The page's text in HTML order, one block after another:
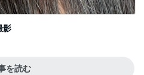
影
を読む